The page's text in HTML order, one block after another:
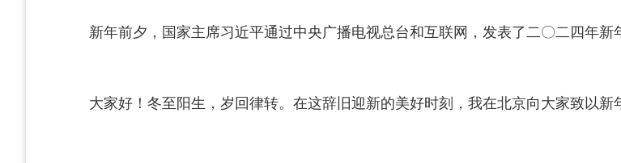
新年前夕，国家主席习近平通过中央广播电视总台和互联网，发表了二〇二四年新
大家好！冬至阳生，岁回律转。在这辞旧迎新的美好时刻，我在北京向大家致以新